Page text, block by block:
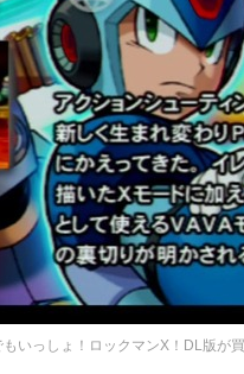
いっしょ！ロックマンX！DL版が